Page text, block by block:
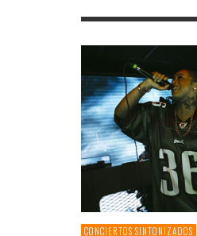
MÚSICAS SIN PREJUICIOS
CONCIERTOS SINTONIZADOS